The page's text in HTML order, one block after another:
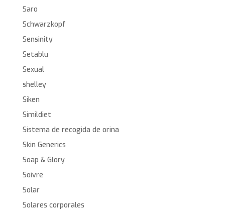
Saro
Schwarzkopf
Sensinity
Setablu
Sexual
shelley
Siken
Simildiet
Sistema de recogida de orina
Skin Generics
Soap & Glory
Soivre
Solar
Solares corporales